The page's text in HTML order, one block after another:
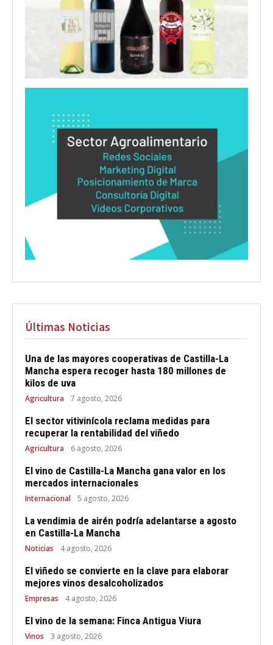
Últimas Noticias
Una de las mayores cooperativas de Castilla-La
Mancha espera recoger hasta 180 millones de
kilos de uva
Agricultura 7 agosto, 2026
El sector vitivinícola reclama medidas para
recuperar la rentabilidad del viñedo
Agricultura 6 agosto, 2026
El vino de Castilla-La Mancha gana valor en los
mercados internacionales
Internacional 5 agosto, 2026
La vendimia de airén podría adelantarse a agosto
en Castilla-La Mancha
Noticias 4 agosto, 2026
El viñedo se convierte en la clave para elaborar
mejores vinos desalcoholizados
Empresas 4 agosto, 2026
El vino de la semana: Finca Antigua Viura
Vinos 3 agosto, 2026